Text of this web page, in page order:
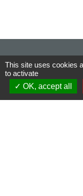
This site uses cookies
to activate
OK, accept all